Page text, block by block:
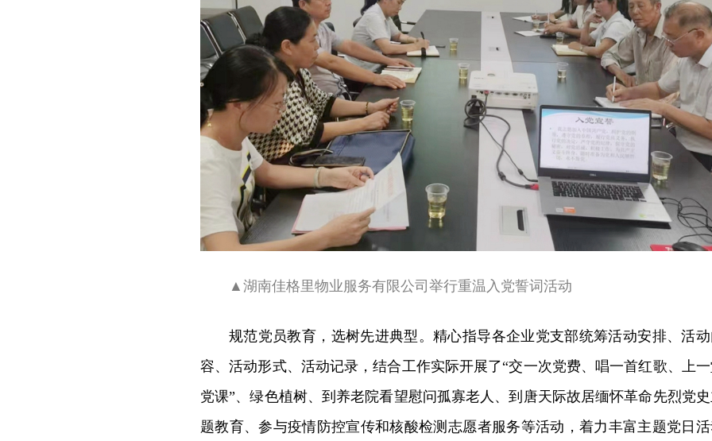
▲湖南佳格里物业服务有限公司举行重温入党誓词活动
规范党员教育，选树先进典型。精心指导各企业党支部统筹活动安排、活
容、活动形式、活动记录，结合工作实际开展了“交一次党费、唱一首红歌、上
党课”、绿色植树、到养老院看望慰问孤寡老人、到唐天际故居缅怀革命先烈党
题教育、参与疫情防控宣传和核酸检测志愿者服务等活动，着力丰富主题党日